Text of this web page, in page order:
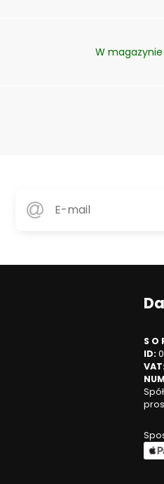
W magazynie
S O
ID:
VAT: